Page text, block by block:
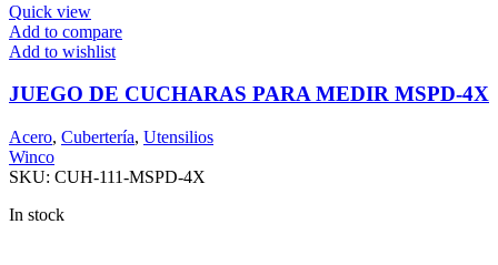
Quick view
Add to compare
Add to wishlist
JUEGO DE CUCHARAS PARA MEDIR MSPD-4X
Acero, Cubertería, Utensilios
Winco
SKU: CUH-111-MSPD-4X
In stock